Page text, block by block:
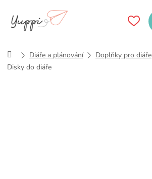
obsah
DomůDiáře a plánování
Doplňky pro diáře
Disky do diáře